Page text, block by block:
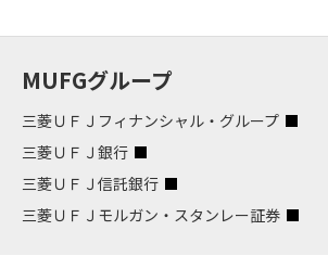
MUFGグループ
三菱ＵＦＪフィナンシャル・グループ
三菱ＵＦＪ銀行
三菱ＵＦＪ信託銀行
三菱ＵＦＪモルガン・スタンレー証券